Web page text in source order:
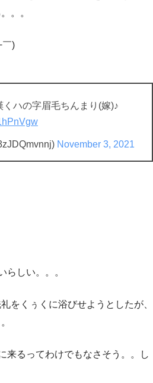
。。
￣)
ハの字眉毛ちんまり(嫁)♪
November 3, 2021
らしい。。。
をくぅくに浴びせようとしたが、
来るってわけでもなさそう。。し